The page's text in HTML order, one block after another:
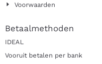
Voorwaarden
Betaalmethoden
IDEAL
Vooruit betalen per bank